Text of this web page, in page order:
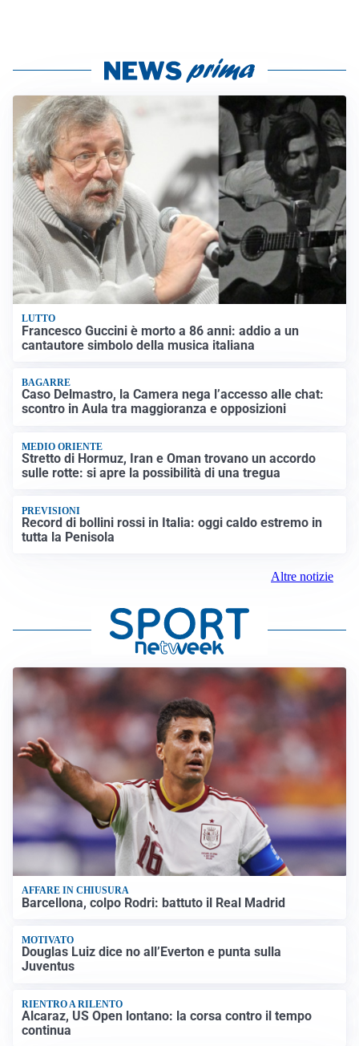
LUTTO
Francesco Guccini è morto a 86 anni: addio a un
cantautore simbolo della musica italiana
BAGARRE
Caso Delmastro, la Camera nega l’accesso alle chat:
scontro in Aula tra maggioranza e opposizioni
MEDIO ORIENTE
Stretto di Hormuz, Iran e Oman trovano un accordo
sulle rotte: si apre la possibilità di una tregua
PREVISIONI
Record di bollini rossi in Italia: oggi caldo estremo in
tutta la Penisola
Altre notizie
AFFARE IN CHIUSURA
Barcellona, colpo Rodri: battuto il Real Madrid
MOTIVATO
Douglas Luiz dice no all’Everton e punta sulla
Juventus
RIENTRO A RILENTO
Alcaraz, US Open lontano: la corsa contro il tempo
continua